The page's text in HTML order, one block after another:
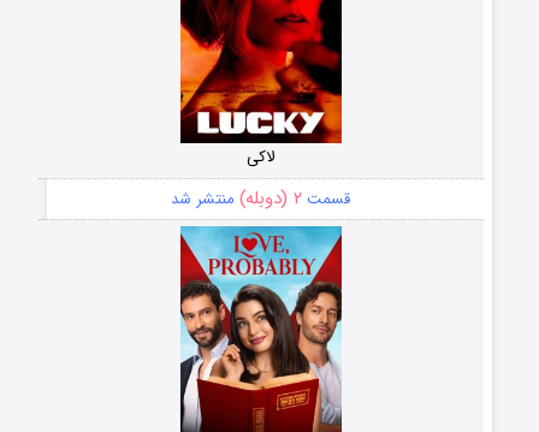
لاکی
قسمت ۲ (دوبله) منتشر شد